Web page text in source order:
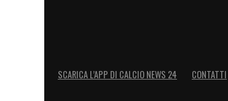
svetta in area piccola
salvando il risultato.
SCARICA L’APP DI CALCIO NEWS 24 CONTATTI